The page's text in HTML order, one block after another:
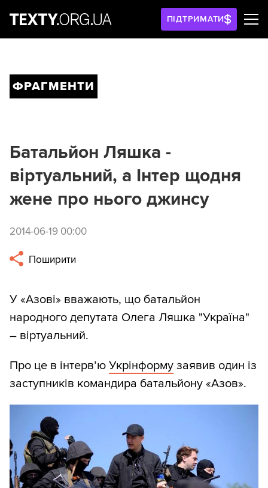
ПІДТРИМАТИ
ФРАГМЕНТИ
Батальйон Ляшка -
віртуальний, а Інтер щодня
жене про нього джинсу
2014-06-19 00:00
Поширити
У «Азові» вважають, що батальйон
народного депутата Олега Ляшка "Україна"
– віртуальний.
Про це в інтерв’ю Укрінформу заявив один із
заступників командира батальйону «Азов».